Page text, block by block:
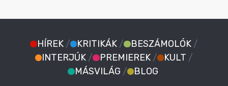
HÍREK / KRITIKÁK / BESZÁMOLÓK /
INTERJÚK / PREMIEREK / KULT /
MÁSVILÁG / BLOG